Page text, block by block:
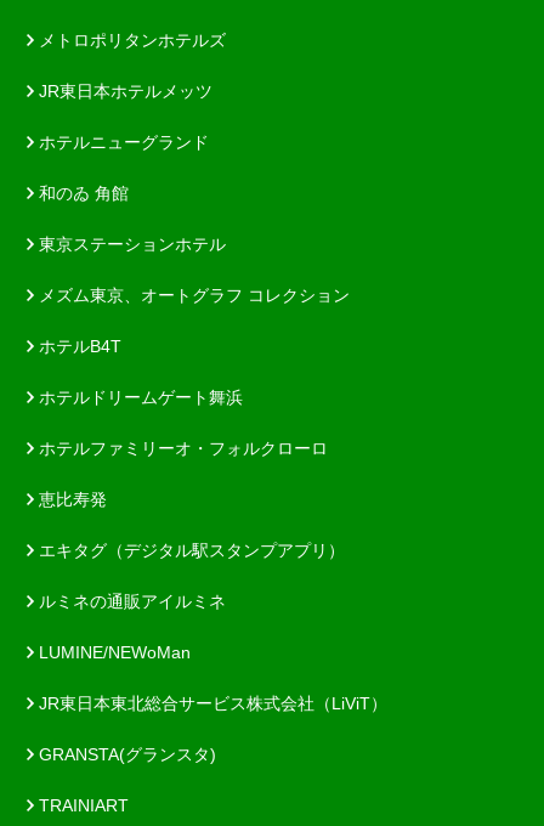
メトロポリタンホテルズ
JR東日本ホテルメッツ
ホテルニューグランド
和のゐ 角館
東京ステーションホテル
メズム東京、オートグラフ コレクション
ホテルB4T
ホテルドリームゲート舞浜
ホテルファミリーオ・フォルクローロ
恵比寿発
エキタグ（デジタル駅スタンプアプリ）
ルミネの通販アイルミネ
LUMINE/NEWoMan
JR東日本東北総合サービス株式会社（LiViT）
GRANSTA(グランスタ)
TRAINIART